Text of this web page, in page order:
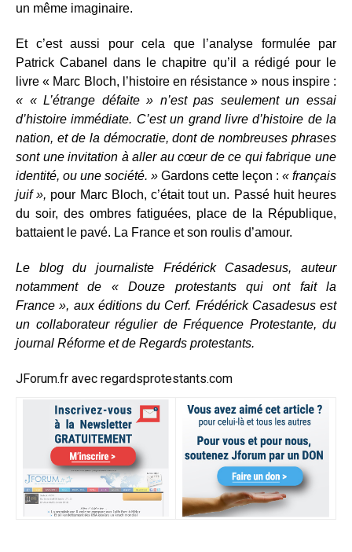
un même imaginaire.
Et c’est aussi pour cela que l’analyse formulée par
Patrick Cabanel dans le chapitre qu’il a rédigé pour le
livre « Marc Bloch, l’histoire en résistance » nous inspire :
« « L’étrange défaite » n’est pas seulement un essai
d’histoire immédiate. C’est un grand livre d’histoire de la
nation, et de la démocratie, dont de nombreuses phrases
sont une invitation à aller au cœur de ce qui fabrique une
identité, ou une société. » Gardons cette leçon : « français
juif », pour Marc Bloch, c’était tout un. Passé huit heures
du soir, des ombres fatiguées, place de la République,
battaient le pavé. La France et son roulis d’amour.
Le blog du journaliste Frédérick Casadesus, auteur
notamment de « Douze protestants qui ont fait la
France », aux éditions du Cerf. Frédérick Casadesus est
un collaborateur régulier de Fréquence Protestante, du
journal Réforme et de Regards protestants.
JForum.fr avec regardsprotestants.com